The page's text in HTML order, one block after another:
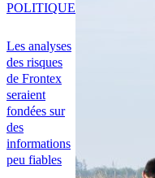
Les analyses
des risques
de Frontex
seraient
fondées sur
des
informations
peu fiables
POLITIQUE